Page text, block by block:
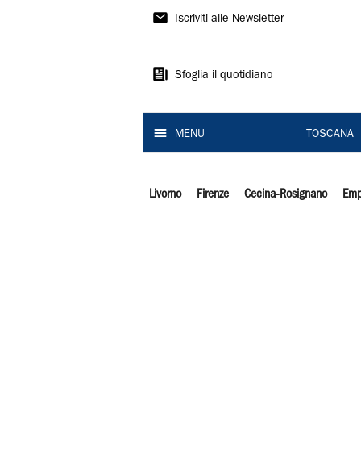
Il
Iscriviti alle Newsletter
Sfoglia il quotidiano
MENU TOSCANA
Livorno Firenze Cecina-Rosignano